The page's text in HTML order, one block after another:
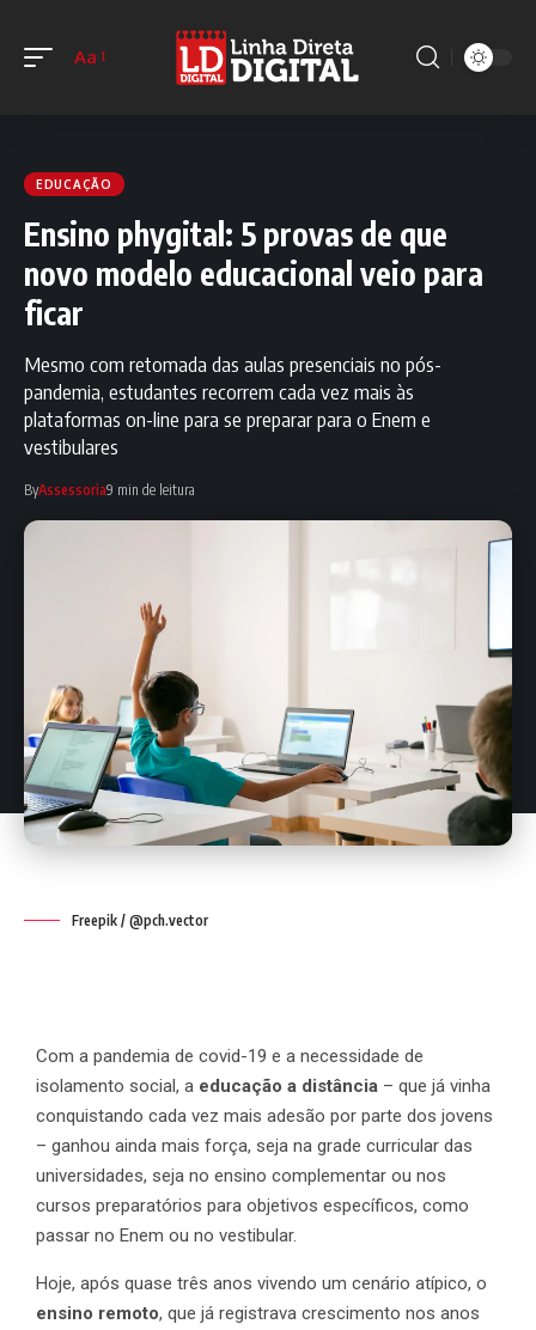
Aa
EDUCAÇÃO
Ensino phygital: 5 provas de que
novo modelo educacional veio para
ficar
Mesmo com retomada das aulas presenciais no pós-
pandemia, estudantes recorrem cada vez mais às
plataformas on-line para se preparar para o Enem e
vestibulares
ByAssessoria9 min de leitura
Freepik / @pch.vector
Com a pandemia de covid-19 e a necessidade de
isolamento social, a educação a distância – que já vinha
conquistando cada vez mais adesão por parte dos jovens
– ganhou ainda mais força, seja na grade curricular das
universidades, seja no ensino complementar ou nos
cursos preparatórios para objetivos específicos, como
passar no Enem ou no vestibular.
Hoje, após quase três anos vivendo um cenário atípico, o
ensino remoto, que já registrava crescimento nos anos